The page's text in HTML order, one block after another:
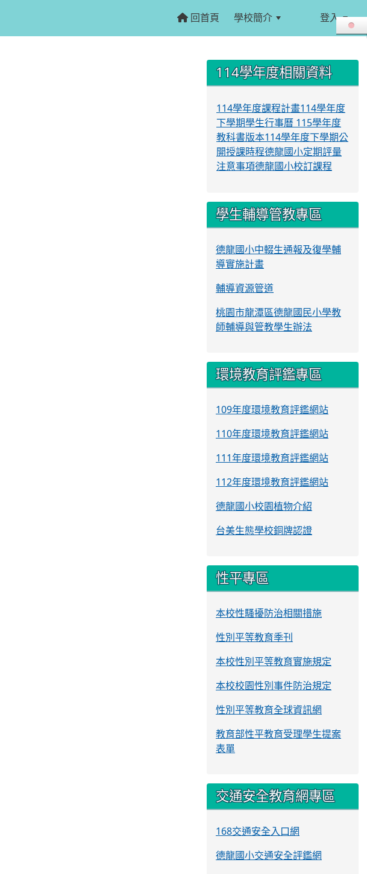
回首頁 學校簡介 登入
::: 114學年度相關資料
114學年度課程計畫114學年度
下學期學生行事曆 115學年度
教科書版本114學年度下學期公
開授課時程德龍國小定期評量
注意事項德龍國小校訂課程
學生輔導管教專區
德龍國小中輟生通報及復學輔
導實施計畫
輔導資源管道
桃園市龍潭區德龍國民小學教
師輔導與管教學生辦法
環境教育評鑑專區
109年度環境教育評鑑網站
110年度環境教育評鑑網站
111年度環境教育評鑑網站
112年度環境教育評鑑網站
德龍國小校園植物介紹
台美生態學校銅牌認證
性平專區
本校性騷擾防治相關措施
性別平等教育季刊
本校性別平等教育實施規定
本校校園性別事件防治規定
性別平等教育全球資訊網
教育部性平教育受理學生提案
表單
交通安全教育網專區
168交通安全入口網
德龍國小交通安全評鑑網